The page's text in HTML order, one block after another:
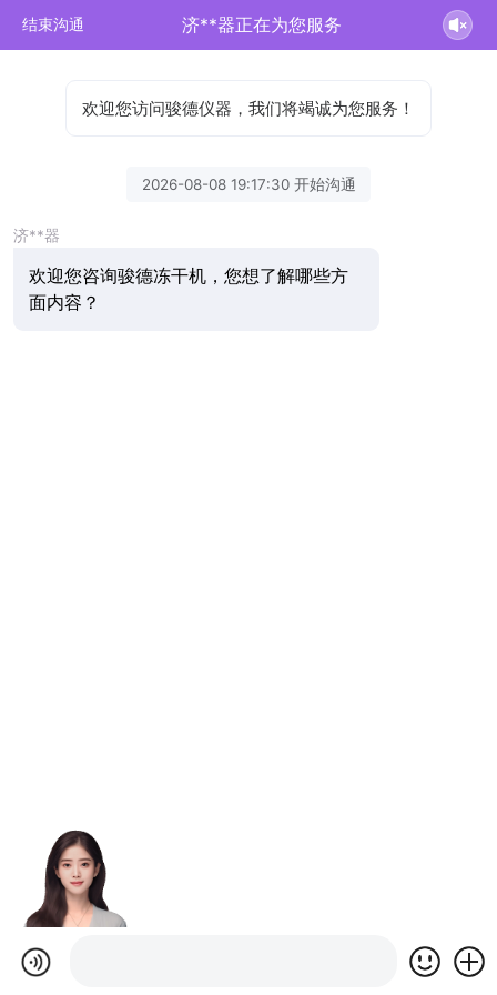
结束沟通 济**器正在为您服务
欢迎您访问骏德仪器，我们将竭诚为您服务！
2026-08-08 19:17:30 开始沟通
济**器
欢迎您咨询骏德冻干机，您想了解哪些方
面内容？